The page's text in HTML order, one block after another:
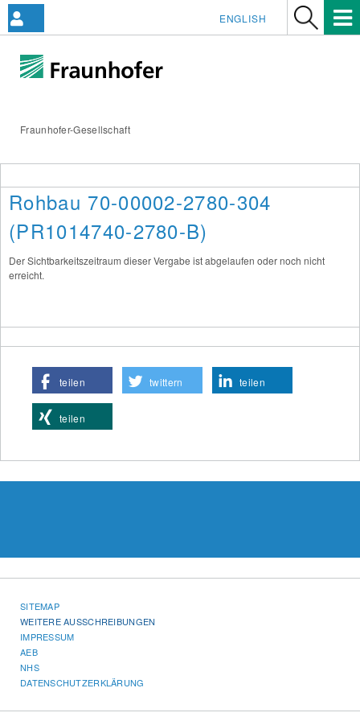
Fraunhofer-Gesellschaft
ENGLISH
Rohbau 70-00002-2780-304
(PR1014740-2780-B)
Der Sichtbarkeitszeitraum dieser Vergabe ist abgelaufen oder noch nicht
erreicht.
teilen twittern teilen
teilen
SITEMAP
WEITERE AUSSCHREIBUNGEN
IMPRESSUM
AEB
NHS
DATENSCHUTZERKLÄRUNG